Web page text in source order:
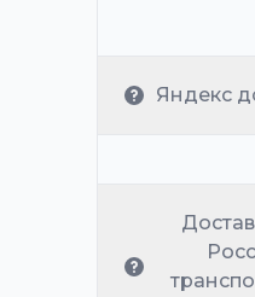
Яндекс